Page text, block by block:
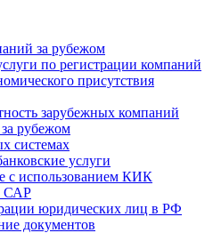
за рубежом
по регистрации компаний
присутствия
зарубежных компаний
за рубежом
системах
услуги
с использованием КИК
САР
юридических лиц в РФ
документов